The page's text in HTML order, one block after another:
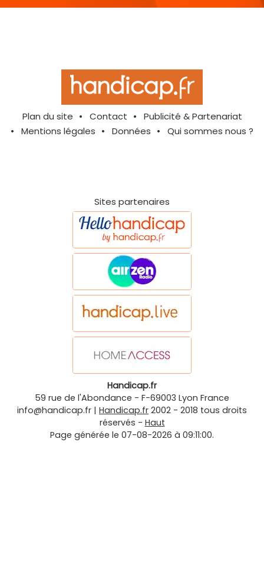
Plan du site Contact
Publicité & Partenariat
Mentions légales
Données Qui sommes nous ?
Sites partenaires
Handicap.fr
59 rue de l'Abondance - F-69003 Lyon France
info@handicap.fr | Handicap.fr 2002 - 2018 tous droits
réservés - Haut
Page générée le 07-08-2026 à 09:11:00.